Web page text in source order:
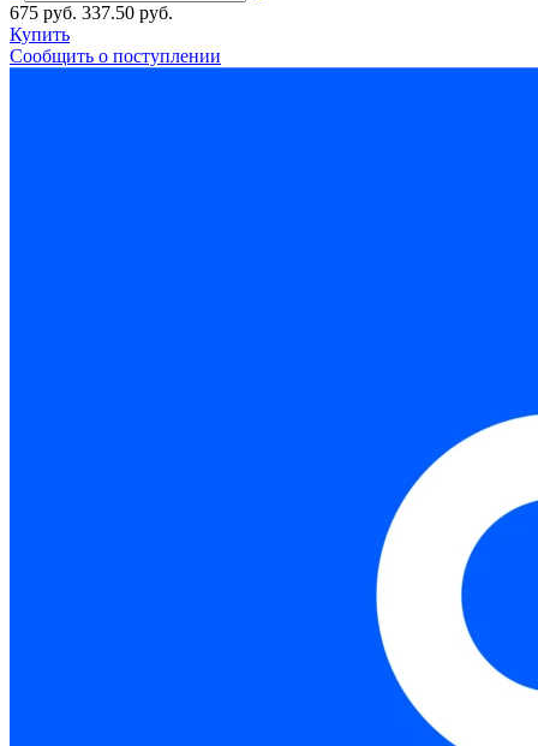
675 руб. 337.50 руб.
Купить
Сообщить о поступлении